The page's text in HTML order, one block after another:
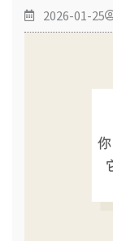
2026-01-25